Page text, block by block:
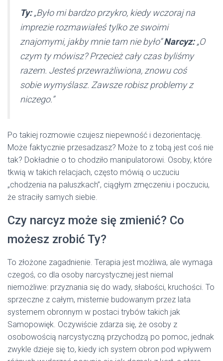
Ty:„Było mi bardzo przykro, kiedy wczoraj na
imprezie rozmawiałeś tylko ze swoimi
znajomymi, jakby mnie tam nie było”Narcyz:„O
czym ty mówisz? Przecież cały czas byliśmy
razem. Jesteś przewrażliwiona, znowu coś
sobie wymyślasz. Zawsze robisz problemy z
niczego.”
Po takiej rozmowie czujesz niepewność i dezorientację.
Może faktycznie przesadzasz? Może to z tobą jest coś nie
tak? Dokładnie o to chodziło manipulatorowi. Osoby, które
tkwią w takich relacjach, często mówią o uczuciu
„chodzenia na paluszkach”, ciągłym zmęczeniu i poczuciu,
że straciły samych siebie.
Czy narcyz może się zmienić? Co
możesz zrobić Ty?
To złożone zagadnienie. Terapia jest możliwa, ale wymaga
czegoś, co dla osoby narcystycznej jest niemal
niemożliwe: przyznania się do wady, słabości, kruchości. To
sprzeczne z całym, misternie budowanym przez lata
systemem obronnym w postaci trybów takich jak
Samopowięk. Oczywiście zdarza się, że osoby z
osobowością narcystyczną przychodzą po pomoc, jednak
zwykle dzieje się to, kiedy ich system obron pod wpływem